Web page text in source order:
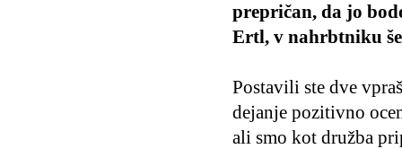
prepričan, da jo
Ertl, v nahrbtniku
Postavili ste dve
dejanje pozitivno
ali smo kot družba